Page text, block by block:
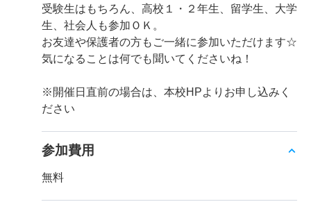
受験生はもちろん、高校１・２年生、留学生、大学
生、社会人も参加ＯＫ。
お友達や保護者の方もご一緒に参加いただけます☆
気になることは何でも聞いてくださいね！
※開催日直前の場合は、本校HPよりお申し込みく
ださい
参加費用
無料